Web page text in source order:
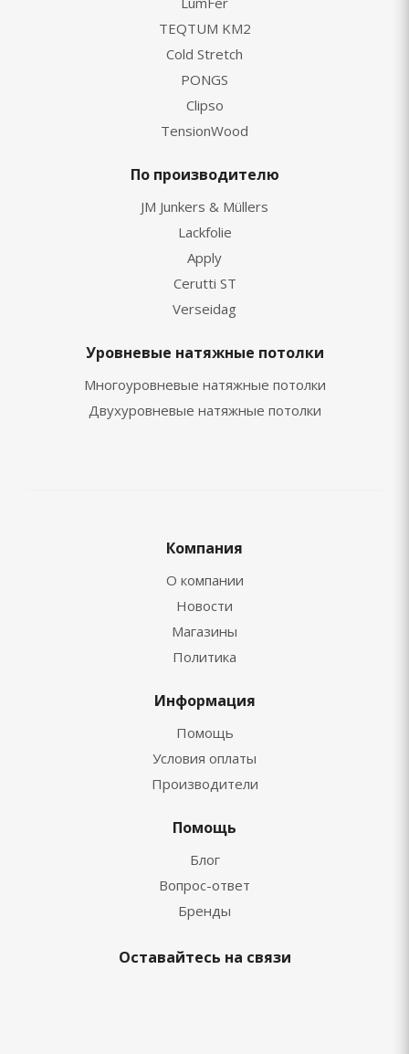
TEQTUM KM2
Cold Stretch
PONGS
Clipso
TensionWood
По производителю
JM Junkers & Müllers
Lackfolie
Apply
Cerutti ST
Verseidag
Уровневые натяжные потолки
Многоуровневые натяжные потолки
Двухуровневые натяжные потолки
Компания
О компании
Новости
Магазины
Политика
Информация
Помощь
Условия оплаты
Производители
Помощь
Блог
Вопрос-ответ
Бренды
Оставайтесь на связи